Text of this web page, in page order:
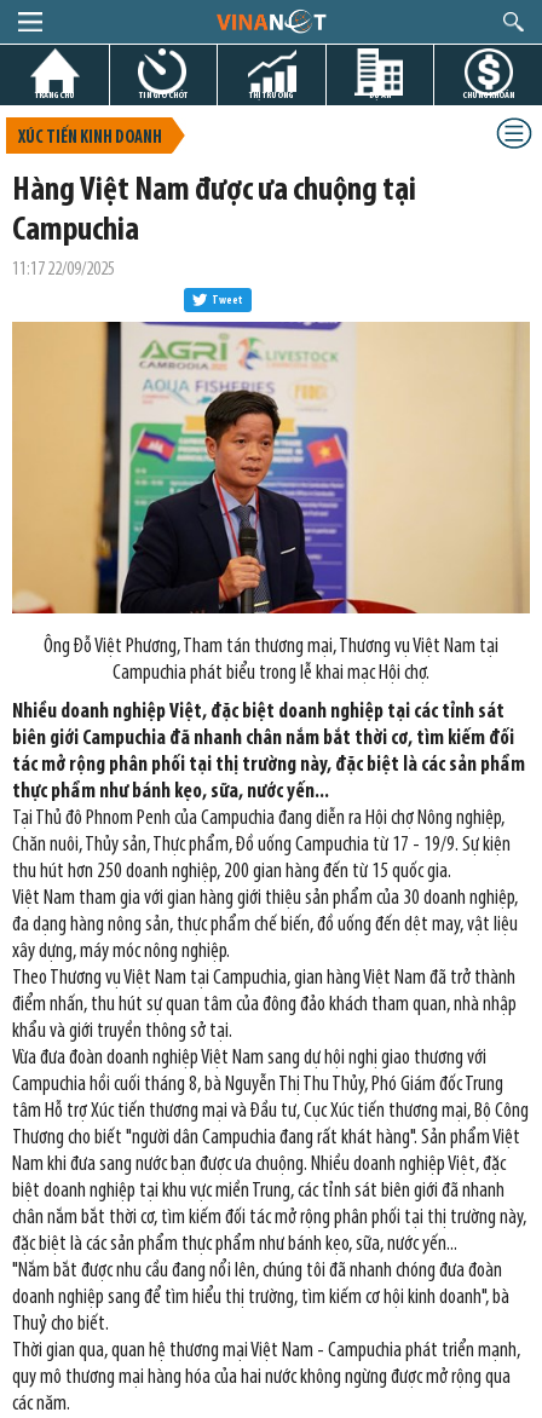
TRANG CHỦ TIN GIỜ CHÓT THỊ TRƯỜNG DỰ ÁN CHỨNG KHOÁN
XÚC TIẾN KINH DOANH
Hàng Việt Nam được ưa chuộng tại
Campuchia
11:17 22/09/2025
Tweet
Ông Đỗ Việt Phương, Tham tán thương mại, Thương vụ Việt Nam tại
Campuchia phát biểu trong lễ khai mạc Hội chợ.
Nhiều doanh nghiệp Việt, đặc biệt doanh nghiệp tại các tỉnh sát
biên giới Campuchia đã nhanh chân nắm bắt thời cơ, tìm kiếm đối
tác mở rộng phân phối tại thị trường này, đặc biệt là các sản phẩm
thực phẩm như bánh kẹo, sữa, nước yến...
Tại Thủ đô Phnom Penh của Campuchia đang diễn ra Hội chợ Nông nghiệp,
Chăn nuôi, Thủy sản, Thực phẩm, Đồ uống Campuchia từ 17 - 19/9. Sự kiện
thu hút hơn 250 doanh nghiệp, 200 gian hàng đến từ 15 quốc gia.
Việt Nam tham gia với gian hàng giới thiệu sản phẩm của 30 doanh nghiệp,
đa dạng hàng nông sản, thực phẩm chế biến, đồ uống đến dệt may, vật liệu
xây dựng, máy móc nông nghiệp.
Theo Thương vụ Việt Nam tại Campuchia, gian hàng Việt Nam đã trở thành
điểm nhấn, thu hút sự quan tâm của đông đảo khách tham quan, nhà nhập
khẩu và giới truyền thông sở tại.
Vừa đưa đoàn doanh nghiệp Việt Nam sang dự hội nghị giao thương với
Campuchia hồi cuối tháng 8, bà Nguyễn Thị Thu Thủy, Phó Giám đốc Trung
tâm Hỗ trợ Xúc tiến thương mại và Đầu tư, Cục Xúc tiến thương mại, Bộ Công
Thương cho biết "người dân Campuchia đang rất khát hàng". Sản phẩm Việt
Nam khi đưa sang nước bạn được ưa chuộng. Nhiều doanh nghiệp Việt, đặc
biệt doanh nghiệp tại khu vực miền Trung, các tỉnh sát biên giới đã nhanh
chân nắm bắt thời cơ, tìm kiếm đối tác mở rộng phân phối tại thị trường này,
đặc biệt là các sản phẩm thực phẩm như bánh kẹo, sữa, nước yến...
"Nắm bắt được nhu cầu đang nổi lên, chúng tôi đã nhanh chóng đưa đoàn
doanh nghiệp sang để tìm hiểu thị trường, tìm kiếm cơ hội kinh doanh", bà
Thuỷ cho biết.
Thời gian qua, quan hệ thương mại Việt Nam - Campuchia phát triển mạnh,
quy mô thương mại hàng hóa của hai nước không ngừng được mở rộng qua
các năm.